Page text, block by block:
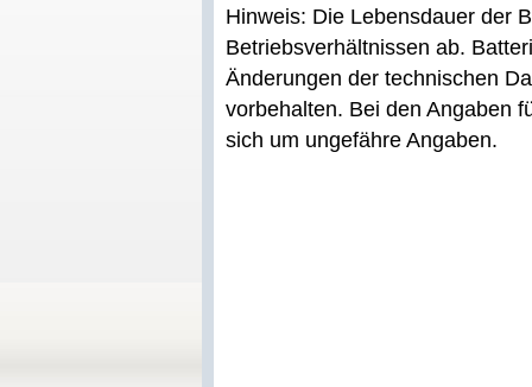
Hinweis: Die Lebensdauer der
Betriebsverhältnissen ab.
Änderungen der technischen
vorbehalten. Bei den Angaben
sich um ungefähre Angaben.